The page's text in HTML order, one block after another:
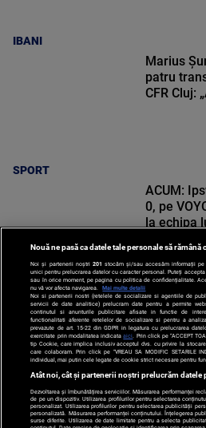
IBANI
SPORT
Marius
patru
CFR Cluj:
SPORT
ACUM:
0, pe
la echipa
Nouă ne pasă ca datele tale personale să
Noi și partenerii noștri 201 stocăm și/sau accesăm informații
unici pentru prelucrarea datelor cu caracter personal. Puteți
sau în orice moment, pe pagina cu politica de confidențialitate.
nu vă vor afecta navigarea.
Mai multe detalii
Noi si partenerii nostri (retelele de socializare si agentiile de
servicii de date analitice) prelucram date pentru a permite
continutul si anunturile publicitare afisate in functie de
functionalitati aferente retelelor de socializare si pentru a
prevazute de art. 15-22 din GDPR in legatura cu prelucrarea
exercitate prin modalitatea indicataaici . Prin click pe “ACCEPT
tip Cookie, care implica inclusiv acceptul dvs. cu privire la
care colaboram. Prin click pe “VREAU SA MODIFIC SETARILE
individual, mai putin cele legate de cookie strict necesare pentru
Atât noi, cât și partenerii noștri prelucrăm datele
Dezvoltarea și îmbunătățirea serviciilor. Măsurarea performanței
de pe un dispozitiv. Utilizarea profilurilor pentru selectarea
personalizat. Utilizarea profilurilor pentru selectarea publicității
personalizată. Măsurarea performanței conținutului. Înțelegerea
surse diferite. Utilizarea de date limitate pentru a selecta